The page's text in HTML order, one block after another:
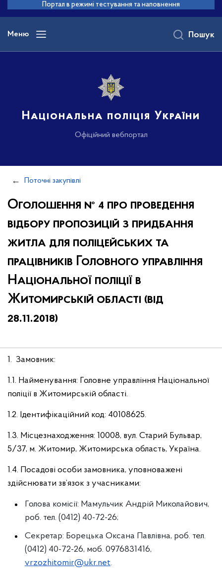
основного
вмісту
Портал в режимі тестування та наповнення
Меню
Національна поліція України
Офіційний вебпортал
Пошук
Поточні закупівлі
Оголошення № 4 про проведення
відбору пропозицій з придбання
житла для поліцейських та
працівників Головного управління
Національної поліції в
Житомирській області (від
28.11.2018)
1. Замовник:
1.1. Найменування: Головне управління Національної
поліції в Житомирській області.
1.2. Ідентифікаційний код: 40108625.
1.3. Місцезнаходження: 10008, вул. Старий Бульвар,
5/37, м. Житомир, Житомирська область, Україна.
1.4. Посадові особи замовника, уповноважені
здійснювати зв’язок з учасниками:
Голова комісії: Мамульчик Андрій Миколайович,
роб. тел. (0412) 40-72-26;
Секретар: Борецька Оксана Павлівна, роб. тел.
(0412) 40-72-26, моб. 0976831416,
vrzozhitomir@ukr.net.